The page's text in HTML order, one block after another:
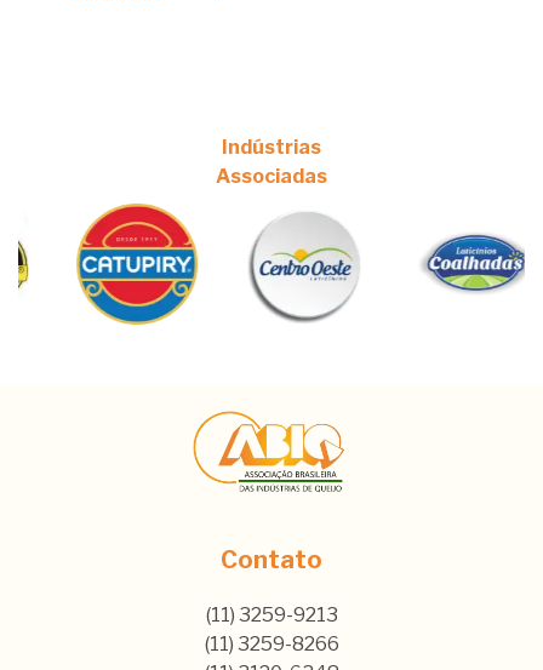
Indústrias
Associadas
Contato
(11) 3259-9213
(11) 3259-8266